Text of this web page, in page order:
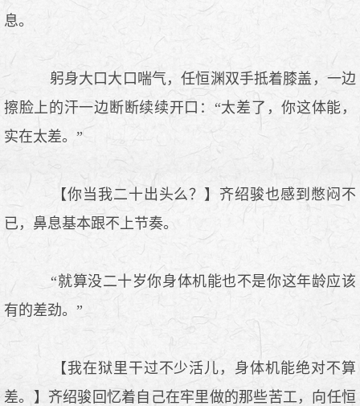
息。
躬身大口大口喘气，任恒渊双手抵着膝盖，一边
擦脸上的汗一边断断续续开口：“太差了，你这体能，
实在太差。”
【你当我二十出头么？】齐绍骏也感到憋闷不
已，鼻息基本跟不上节奏。
“就算没二十岁你身体机能也不是你这年龄应该
有的差劲。”
【我在狱里干过不少活儿，身体机能绝对不算
差。】齐绍骏回忆着自己在牢里做的那些苦工，向任恒